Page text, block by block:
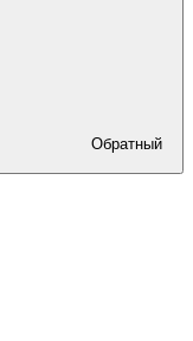
Обратный